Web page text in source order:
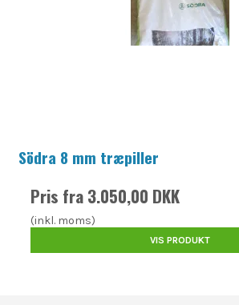
Södra 8 mm træpiller
Pris fra3.050,00 DKK
(inkl. moms)
VIS PRODUKT